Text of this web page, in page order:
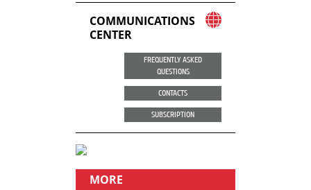
COMMUNICATIONS
CENTER
FREQUENTLY ASKED
QUESTIONS
CONTACTS
SUBSCRIPTION
MORE